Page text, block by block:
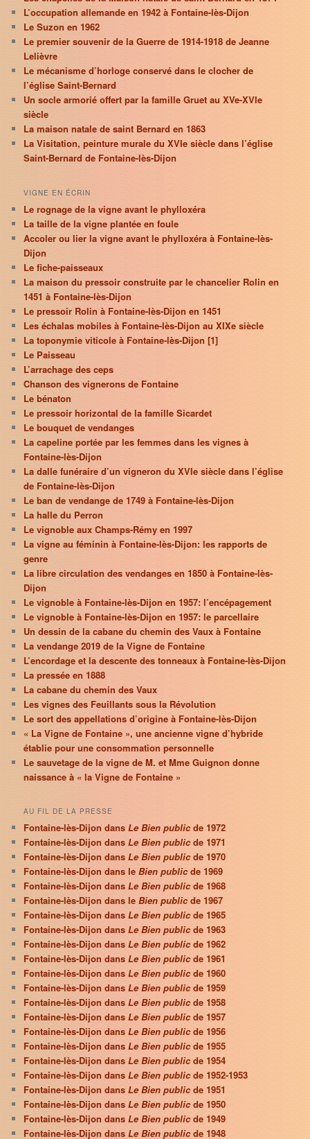
L’occupation allemande en 1942 à Fontaine-lès-Dijon
Le Suzon en 1962
Le premier souvenir de la Guerre de 1914-1918 de Jeanne
Lelièvre
Le mécanisme d’horloge conservé dans le clocher de
l’église Saint-Bernard
Un socle armorié offert par la famille Gruet au XVe-XVIe
siècle
La maison natale de saint Bernard en 1863
La Visitation, peinture murale du XVIe siècle dans l’église
Saint-Bernard de Fontaine-lès-Dijon
VIGNE EN ÉCRIN
Le rognage de la vigne avant le phylloxéra
La taille de la vigne plantée en foule
Accoler ou lier la vigne avant le phylloxéra à Fontaine-lès-
Dijon
Le fiche-paisseaux
La maison du pressoir construite par le chancelier Rolin en
1451 à Fontaine-lès-Dijon
Le pressoir Rolin à Fontaine-lès-Dijon en 1451
Les échalas mobiles à Fontaine-lès-Dijon au XIXe siècle
La toponymie viticole à Fontaine-lès-Dijon [1]
Le Paisseau
L’arrachage des ceps
Chanson des vignerons de Fontaine
Le bénaton
Le pressoir horizontal de la famille Sicardet
Le bouquet de vendanges
La capeline portée par les femmes dans les vignes à
Fontaine-lès-Dijon
La dalle funéraire d’un vigneron du XVIe siècle dans l’église
de Fontaine-lès-Dijon
Le ban de vendange de 1749 à Fontaine-lès-Dijon
La halle du Perron
Le vignoble aux Champs-Rémy en 1997
La vigne au féminin à Fontaine-lès-Dijon: les rapports de
genre
La libre circulation des vendanges en 1850 à Fontaine-lès-
Dijon
Le vignoble à Fontaine-lès-Dijon en 1957: l’encépagement
Le vignoble à Fontaine-lès-Dijon en 1957: le parcellaire
Un dessin de la cabane du chemin des Vaux à Fontaine
La vendange 2019 de la Vigne de Fontaine
L’encordage et la descente des tonneaux à Fontaine-lès-Dijon
La pressée en 1888
La cabane du chemin des Vaux
Les vignes des Feuillants sous la Révolution
Le sort des appellations d’origine à Fontaine-lès-Dijon
« La Vigne de Fontaine », une ancienne vigne d’hybride
établie pour une consommation personnelle
Le sauvetage de la vigne de M. et Mme Guignon donne
naissance à « la Vigne de Fontaine »
AU FIL DE LA PRESSE
Fontaine-lès-Dijon dansLe Bien publicde 1972
Fontaine-lès-Dijon dansLe Bien public de 1971
Fontaine-lès-Dijon dansLe Bien publicde 1970
Fontaine-lès-Dijon dans leBien publicde 1969
Fontaine-lès-Dijon dansLe Bien public de 1968
Fontaine-lès-Dijon dans leBien publicde 1967
Fontaine-lès-Dijon dansLe Bien publicde 1965
Fontaine-lès-Dijon dansLe Bien public de 1963
Fontaine-lès-Dijon dansLe Bien publicde 1962
Fontaine-lès-Dijon dansLe Bien publicde 1961
Fontaine-lès-Dijon dansLe Bien public de 1960
Fontaine-lès-Dijon dansLe Bien publicde 1959
Fontaine-lès-Dijon dansLe Bien publicde 1958
Fontaine-lès-Dijon dansLe Bien public de 1957
Fontaine-lès-Dijon dansLe Bien publicde 1956
Fontaine-lès-Dijon dansLe Bien publicde 1955
Fontaine-lès-Dijon dansLe Bien public de 1954
Fontaine-lès-Dijon dansLe Bien publicde 1952-1953
Fontaine-lès-Dijon dansLe Bien publicde 1951
Fontaine-lès-Dijon dansLe Bien public de 1950
Fontaine-lès-Dijon dansLe Bien publicde 1949
Fontaine-lès-Dijon dansLe Bien publicde 1948